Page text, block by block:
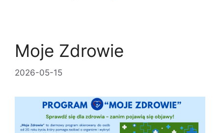
Moje Zdrowie
2026-05-15